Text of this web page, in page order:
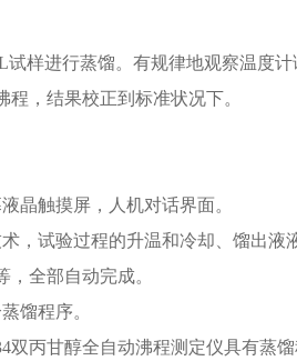
试样进行蒸馏。有规律地观察温度
，结果校正到标准状况下。
晶触摸屏，人机对话界面。
，试验过程的升温和冷却、馏出
全部自动完成。
馏程序。
双丙甘醇全自动沸程测定仪具有蒸